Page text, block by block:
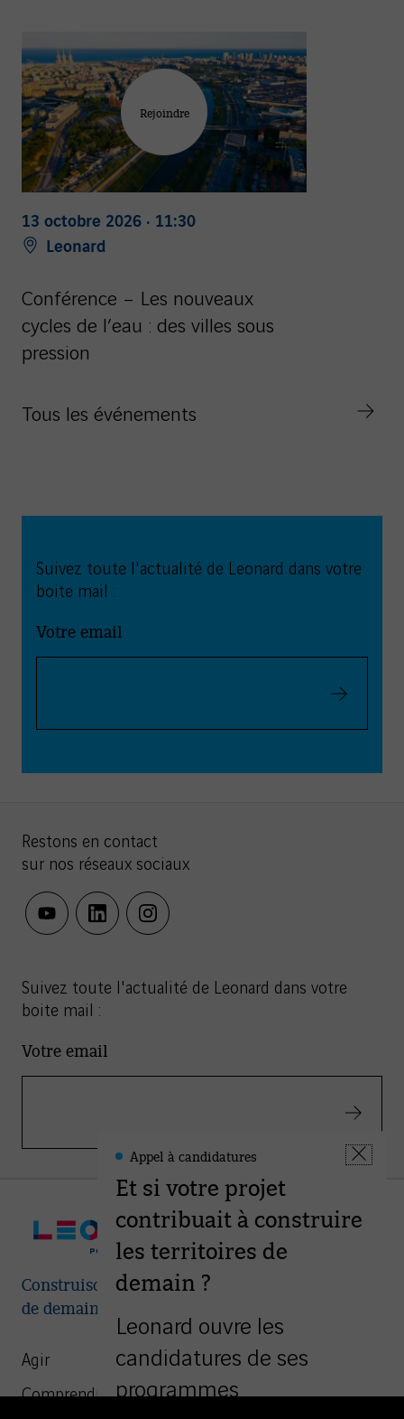
Rejoindre
13 octobre 2026 · 11:30
Leonard
Conférence – Les nouveaux
cycles de l’eau : des villes sous
pression
Tous les événements
Suivez toute l'actualité de Leonard dans votre
boite mail :
Votre email
Valider
Restons en contact
sur nos réseaux sociaux
youtubelinkedininstagram
Suivez toute l'actualité de Leonard dans votre
boite mail :
Votre email
Valider
Construisons ensemble les villes et territoires
de demain
Agir
Comprendre
Leonard
-
Informations
Fermer
Appel à candidatures
Et si votre projet
contribuait à construire
les territoires de
demain ?
Leonard ouvre les
candidatures de ses
programmes